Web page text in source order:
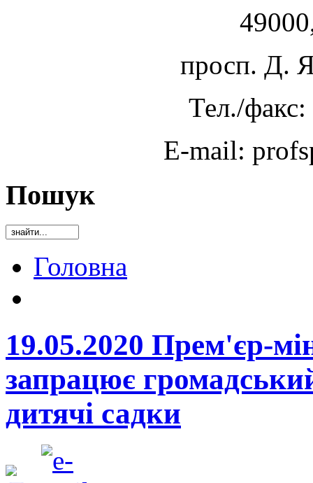
просп. Д.
Тел./
E-mail:
Пошук
Головна
19.05.2020 Прем'єр-
запрацює
дитячі садки